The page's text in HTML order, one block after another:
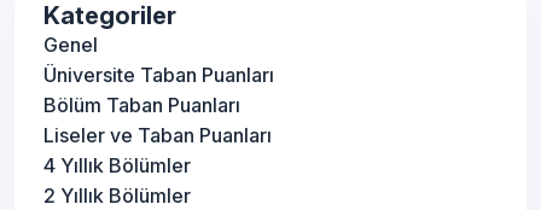
Kategoriler
Genel
Üniversite Taban Puanları
Bölüm Taban Puanları
Liseler ve Taban Puanları
4 Yıllık Bölümler
2 Yıllık Bölümler